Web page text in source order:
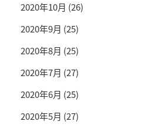
2020年10月 (26)
2020年9月 (25)
2020年8月 (25)
2020年7月 (27)
2020年6月 (25)
2020年5月 (27)